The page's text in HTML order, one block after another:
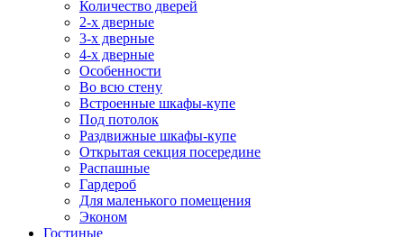
Количество дверей
2-х дверные
3-х дверные
4-х дверные
Особенности
Во всю стену
Встроенные шкафы-купе
Под потолок
Раздвижные шкафы-купе
Открытая секция посередине
Распашные
Гардероб
Для маленького помещения
Эконом
Гостиные